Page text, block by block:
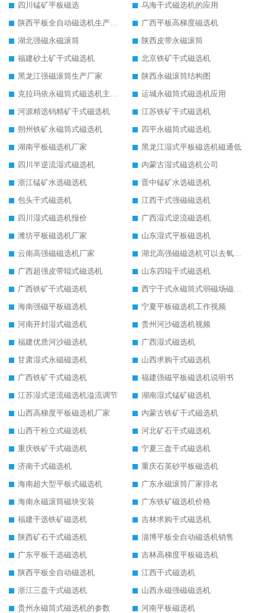
四川锰矿平板磁选
乌海干式磁选机的应用
陕西平板全自动磁选机生产厂家
广西平板高梯度磁选机
湖北强磁永磁滚筒
陕西皮带永磁滚筒
福建砂土矿干式磁选机
北京铁矿干式磁选机
黑龙江强磁滚筒生产厂家
陕西永磁滚筒结构图
克拉玛依永磁筒式磁选机主要技术参数
运城永磁筒式磁选机应用
河源精选钨精矿干式磁选机
江苏铁矿干式磁选机
朔州铁矿永磁筒式磁选机
四平永磁筒式磁选机
湖南平板磁选机厂家
黑龙江湿式平板磁选机磁通低
四川半逆流湿式磁选机
内蒙古湿式磁选机公司
浙江锰矿水选磁选机
晋中锰矿水选磁选机
包头干式磁选机
江西干式强磁磁选机
四川湿式磁选机报价
广西湿式逆流磁选机
潍坊平板磁选机厂家
山东湿式平板磁选机
云南高强磁磁选机厂家
湖北高强磁磁选机可以去氧化铝
广西超强皮带辊式磁选机
山东四辊干式磁选机
广西铁矿干式磁选机
西宁干式永磁筒式弱磁场磁选机结构图
海南强磁平板磁选机
宁夏平板磁选机工作视频
河南开封湿式磁选机
贵州河沙磁选机视频
福建优质河沙磁选机
广西湿式磁选机
甘肃湿式永磁磁选机
山西求购干式磁选机
广西铁矿干式磁选机
福建强磁平板磁选机说明书
江苏湿式逆流磁选机溢流调节
湖南湿式锰矿磁选机
山西高梯度平板磁选机厂家
内蒙古铁矿干式磁选机
山西干粉立式磁选机
河北矿石干式磁选机
重庆铁矿干式磁选机
宁夏三盘干式磁选机
济南干式磁选机
重庆石英砂平板磁选机
海南超大型平板式磁选机
广东永磁滚筒厂家排名
海南永磁滚筒磁块安装
广东铁矿磁选机价格
福建干选铁矿磁选机
吉林求购干式磁选机
陕西矿石干式磁选机
淄博平板全自动磁选机销售
广东平板干选磁选机
吉林高梯度平板磁选机
陕西平板全自动磁选机
江西干式磁选机
浙江三盘干式磁选机
山西永磁强磁磁选机
贵州永磁筒式磁选机的参数
河南平板磁选机